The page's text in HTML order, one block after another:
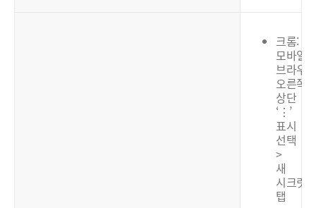
크롬:
모바일
브라우저
오른쪽
상단
‘⋮’
표시
선택
>
새
시크릿
탭